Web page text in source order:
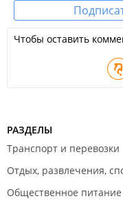
Чтобы оставить
РАЗДЕЛЫ
Транспорт и перевозки
Отдых, развлечения,
Общественное питание